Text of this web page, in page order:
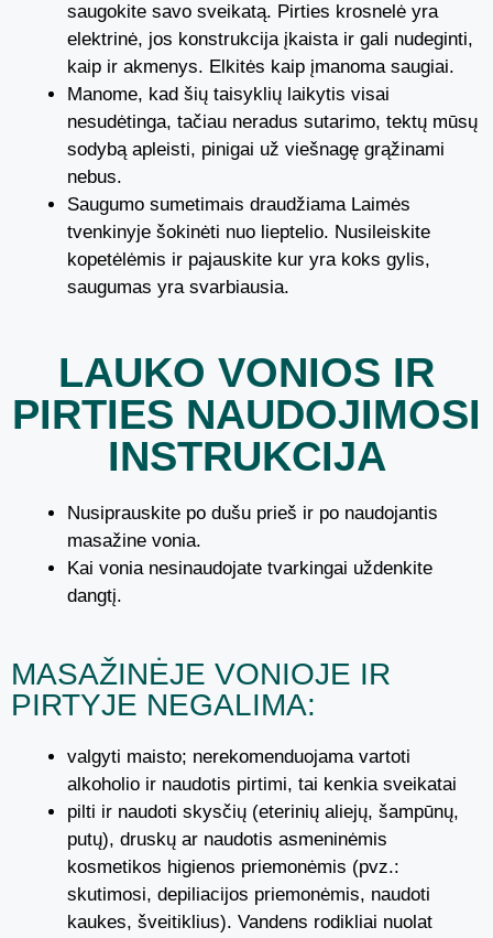
saugokite savo sveikatą. Pirties krosnelė yra
elektrinė, jos konstrukcija įkaista ir gali nudeginti,
kaip ir akmenys. Elkitės kaip įmanoma saugiai.
Manome, kad šių taisyklių laikytis visai
nesudėtinga, tačiau neradus sutarimo, tektų mūsų
sodybą apleisti, pinigai už viešnagę grąžinami
nebus.
Saugumo sumetimais draudžiama Laimės
tvenkinyje šokinėti nuo lieptelio. Nusileiskite
kopetėlėmis ir pajauskite kur yra koks gylis,
saugumas yra svarbiausia.
LAUKO VONIOS IR
PIRTIES NAUDOJIMOSI
INSTRUKCIJA
Nusiprauskite po dušu prieš ir po naudojantis
masažine vonia.
Kai vonia nesinaudojate tvarkingai uždenkite
dangtį.
MASAŽINĖJE VONIOJE IR
PIRTYJE NEGALIMA:
valgyti maisto; nerekomenduojama vartoti
alkoholio ir naudotis pirtimi, tai kenkia sveikatai
pilti ir naudoti skysčių (eterinių aliejų, šampūnų,
putų), druskų ar naudotis asmeninėmis
kosmetikos higienos priemonėmis (pvz.:
skutimosi, depiliacijos priemonėmis, naudoti
kaukes, šveitiklius). Vandens rodikliai nuolat